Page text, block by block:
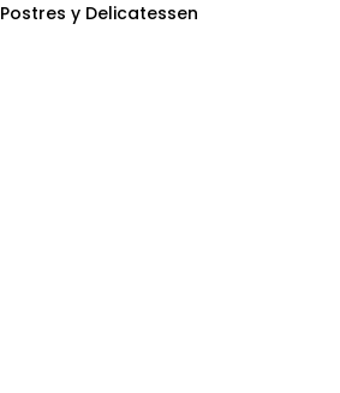
Postres y Delicatessen